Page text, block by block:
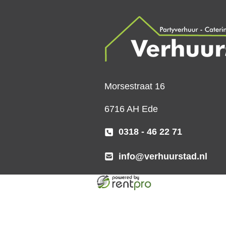
Morsestraat 16
6716 AH Ede
0318 - 46 22 71
info@verhuurstad.nl